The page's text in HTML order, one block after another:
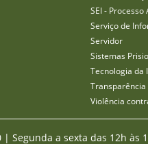
SEI -
Serviço de
Servidor
Sistemas
Tecnologia da
Transparência
Violência
| Segunda a sexta das 12h às